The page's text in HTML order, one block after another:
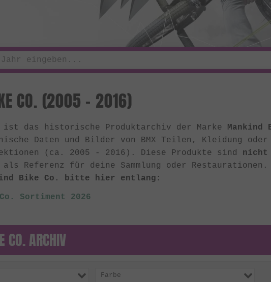
CO. (2005 - 2016)
ist das historische Produktarchiv der Marke Mankind
Daten und Bilder von BMX Teilen, Kleidung oder
(ca. 2005 - 2016). Diese Produkte sind nicht
als Referenz für deine Sammlung oder Restaurationen.
Bike Co. bitte hier entlang:
Sortiment 2026
CO. ARCHIV
Farbe